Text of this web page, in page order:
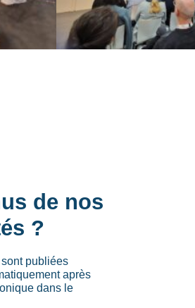
de nos
?
publiées
après
dans le